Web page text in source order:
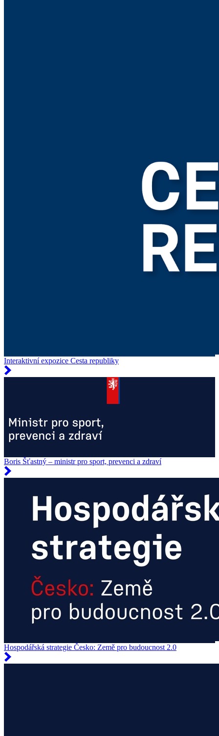
Interaktivní expozice Cesta republiky
Boris Šťastný – ministr pro sport, prevenci a zdraví
Hospodářská strategie Česko: Země pro budoucnost 2.0